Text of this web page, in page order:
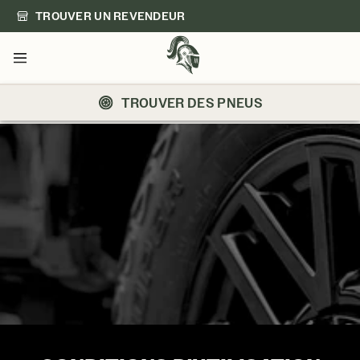
TROUVER UN REVENDEUR
Menu
TROUVER DES PNEUS